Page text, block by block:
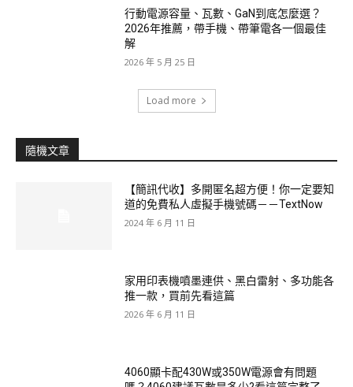
行動電源容量、瓦數、GaN到底怎麼選？
2026年推薦，帶手機、帶筆電各一個最佳
解
2026 年 5 月 25 日
Load more
隨機文章
【簡訊代收】多開匿名超方便！你一定要知
道的免費私人虛擬手機號碼－－TextNow
2024 年 6 月 11 日
家用印表機噴墨連供、黑白雷射、多功能各
推一款，買前先看這篇
2026 年 6 月 11 日
4060顯卡配430W或350W電源會有問題